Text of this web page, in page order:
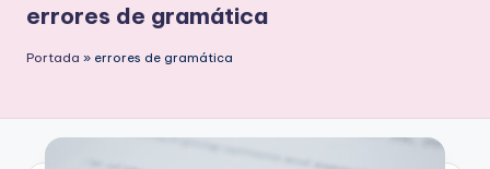
á
ti
a
errores de gramática
Portada » errores de gramática